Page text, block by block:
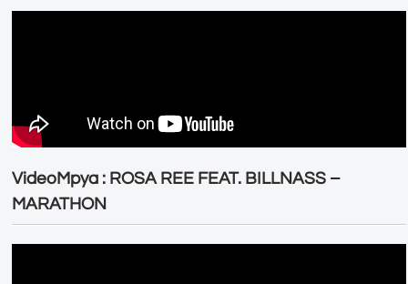
VideoMpya : ROSA REE FEAT. BILLNASS –
MARATHON